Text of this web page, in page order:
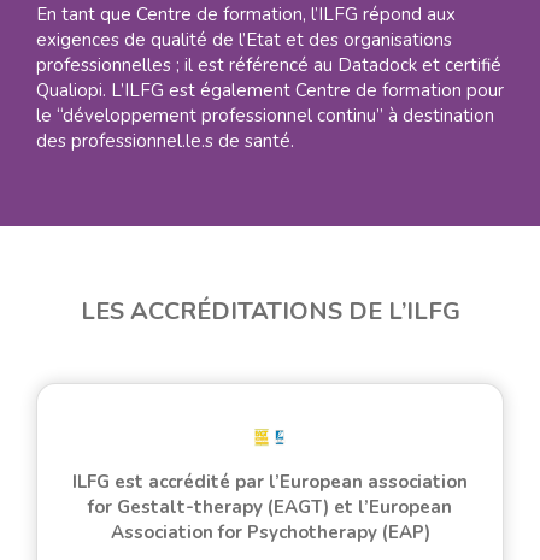
En tant que Centre de formation, l’ILFG répond aux
exigences de qualité de l’Etat et des organisations
professionnelles ; il est référencé au Datadock et certifié
Qualiopi. L’ILFG est également Centre de formation pour
le “développement professionnel continu” à destination
des professionnel.le.s de santé.
LES ACCRÉDITATIONS DE L’ILFG
ILFG est accrédité par l’European association
for Gestalt-therapy (EAGT) et l’European
Association for Psychotherapy (EAP)